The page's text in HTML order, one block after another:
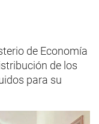
de Economía
de los
para su